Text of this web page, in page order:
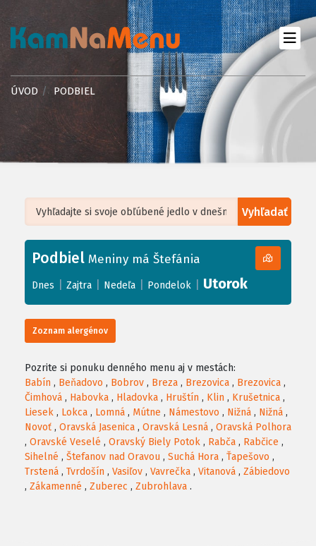
ÚVOD PODBIEL
Vyhľadať
+
−
Leaflet| ©OpenStreetMap, Tiles courtesy ofHumanitarian OpenStreetMap
Podbiel Meniny má Štefánia
Dnes Zajtra Nedeľa Pondelok Utorok
Zoznam alergénov
Pozrite si ponuku denného menu aj v mestách:
Babín , Beňadovo , Bobrov , Breza , Brezovica , Brezovica ,
Čimhová , Habovka , Hladovka , Hruštín , Klin , Krušetnica ,
Liesek , Lokca , Lomná , Mútne , Námestovo , Nižná , Nižná ,
Novoť , Oravská Jasenica , Oravská Lesná , Oravská Polhora
, Oravské Veselé , Oravský Biely Potok , Rabča , Rabčice ,
Sihelné , Štefanov nad Oravou , Suchá Hora , Ťapešovo ,
Trstená , Tvrdošín , Vasiľov , Vavrečka , Vitanová , Zábiedovo
, Zákamenné , Zuberec , Zubrohlava .